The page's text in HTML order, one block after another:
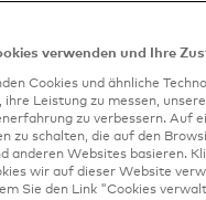
etwas, das dazu
Gefühl usw.
ein
Beweise oder
verwenden und Ihre
Cookies und ähnliche
ihre Leistung zu messen,
zu verbessern. Auf
zu schalten, die auf den
anderen Websites basieren.
wir auf dieser Website
Sie den Link "Cookies